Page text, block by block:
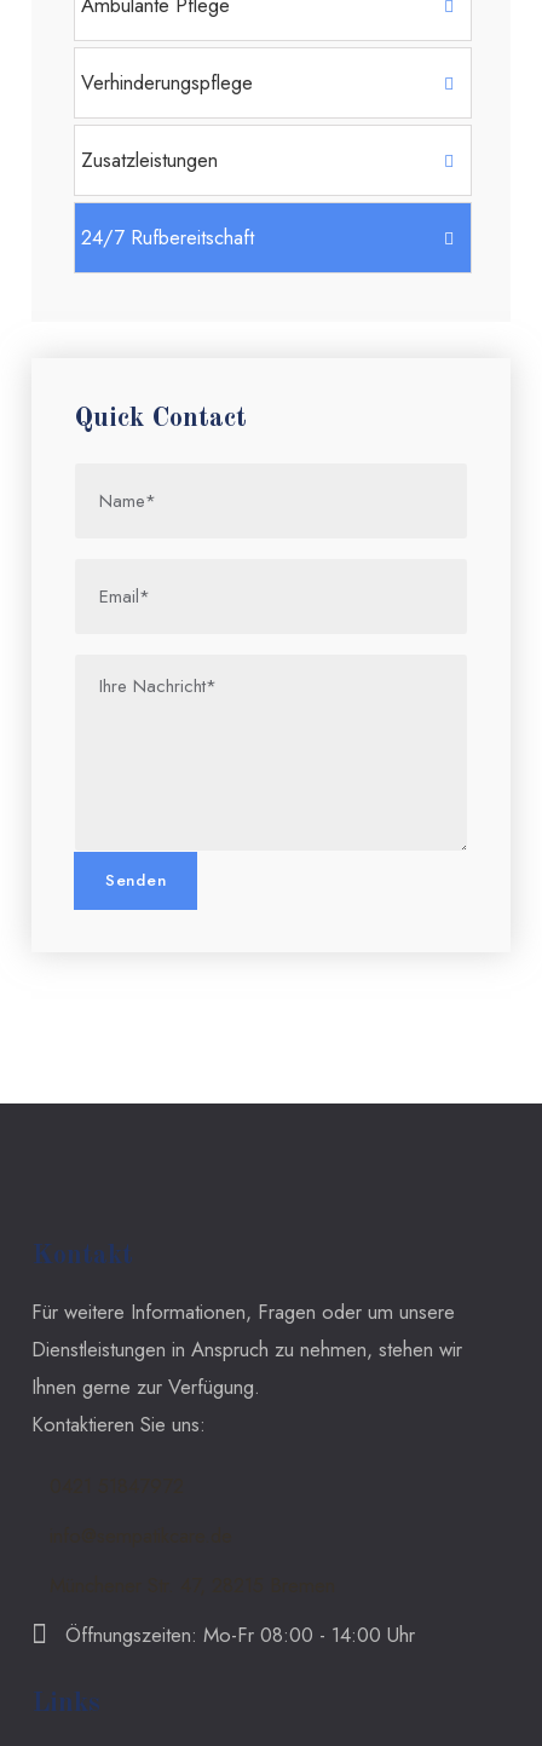
Verhinderungspflege
Zusatzleistungen
24/7 Rufbereitschaft
Quick Contact
Kontakt
Für weitere Informationen, Fragen oder um unsere
Dienstleistungen in Anspruch zu nehmen, stehen wir
Ihnen gerne zur Verfügung.
Kontaktieren Sie uns:
Öffnungszeiten: Mo-Fr 08:00 - 14:00 Uhr
Links